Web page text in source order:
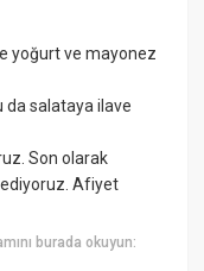
yoğurt ve mayonez
da salataya ilave
Son olarak
Afiyet
burada okuyun: